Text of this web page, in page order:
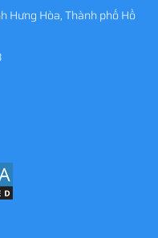
Hưng Hòa, Thành phố Hồ